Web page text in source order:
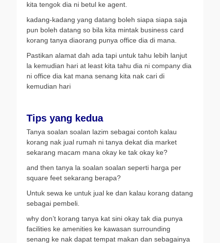
kita tengok dia ni betul ke agent.
kadang-kadang yang datang boleh siapa siapa saja
pun boleh datang so bila kita mintak business card
korang tanya diaorang punya office dia di mana.
Pastikan alamat dah ada tapi untuk tahu lebih lanjut
la kemudian hari at least kita tahu dia ni company dia
ni office dia kat mana senang kita nak cari di
kemudian hari
Tips yang kedua
Tanya soalan soalan lazim sebagai contoh kalau
korang nak jual rumah ni tanya dekat dia market
sekarang macam mana okay ke tak okay ke?
and then tanya la soalan soalan seperti harga per
square feet sekarang berapa?
Untuk sewa ke untuk jual ke dan kalau korang datang
sebagai pembeli.
why don’t korang tanya kat sini okay tak dia punya
facilities ke amenities ke kawasan surrounding
senang ke nak dapat tempat makan dan sebagainya